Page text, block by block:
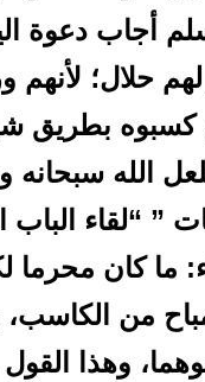
أجاب دعوة
حلال؛
بطريق
الله
الباب
ما كان محرما
من الكاسب،
وهذا